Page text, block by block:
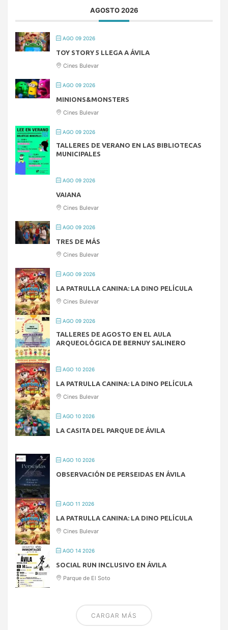
AGOSTO 2026
AGO 09 2026
TOY STORY 5 LLEGA A ÁVILA
Cines Bulevar
AGO 09 2026
MINIONS&MONSTERS
Cines Bulevar
AGO 09 2026
TALLERES DE VERANO EN LAS BIBLIOTECAS
MUNICIPALES
AGO 09 2026
VAIANA
Cines Bulevar
AGO 09 2026
TRES DE MÁS
Cines Bulevar
AGO 09 2026
LA PATRULLA CANINA: LA DINO PELÍCULA
Cines Bulevar
AGO 09 2026
TALLERES DE AGOSTO EN EL AULA
ARQUEOLÓGICA DE BERNUY SALINERO
AGO 10 2026
LA PATRULLA CANINA: LA DINO PELÍCULA
Cines Bulevar
AGO 10 2026
LA CASITA DEL PARQUE DE ÁVILA
AGO 10 2026
OBSERVACIÓN DE PERSEIDAS EN ÁVILA
AGO 11 2026
LA PATRULLA CANINA: LA DINO PELÍCULA
Cines Bulevar
AGO 14 2026
SOCIAL RUN INCLUSIVO EN ÁVILA
Parque de El Soto
CARGAR MÁS